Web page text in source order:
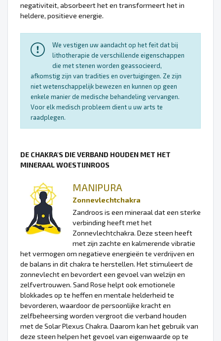
negativiteit, absorbeert het en transformeert het in
heldere, positieve energie.
We vestigen uw aandacht op het feit dat bij
lithotherapie de verschillende eigenschappen
die met stenen worden geassocieerd,
afkomstig zijn van tradities en overtuigingen. Ze zijn
niet wetenschappelijk bewezen en kunnen op geen
enkele manier de medische behandeling vervangen.
Voor elk medisch probleem dient u uw arts te
raadplegen.
DE CHAKRA'S DIE VERBAND HOUDEN MET HET
MINERAAL WOESTIJNROOS
MANIPURA
Zonnevlechtchakra
Zandroos is een mineraal dat een sterke
verbinding heeft met het
Zonnevlechtchakra. Deze steen heeft
met zijn zachte en kalmerende vibratie
het vermogen om negatieve energieën te verdrijven en
de balans in dit chakra te herstellen. Het stimuleert de
zonnevlecht en bevordert een gevoel van welzijn en
zelfvertrouwen. Sand Rose helpt ook emotionele
blokkades op te heffen en mentale helderheid te
bevorderen, waardoor de persoonlijke kracht en
zelfbeheersing worden vergroot die verband houden
met de Solar Plexus Chakra. Daarom kan het gebruik van
deze steen helpen het gevoel van eigenwaarde op te